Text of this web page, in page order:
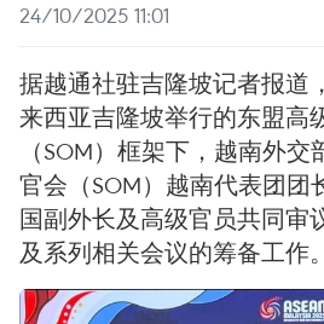
24/10/2025 11:01
据越通社驻吉隆坡记者报道
来西亚吉隆坡举行的东盟高
（SOM）框架下，越南外
官会（SOM）越南代表团团
国副外长及高级官员共同审
及系列相关会议的筹备工作。